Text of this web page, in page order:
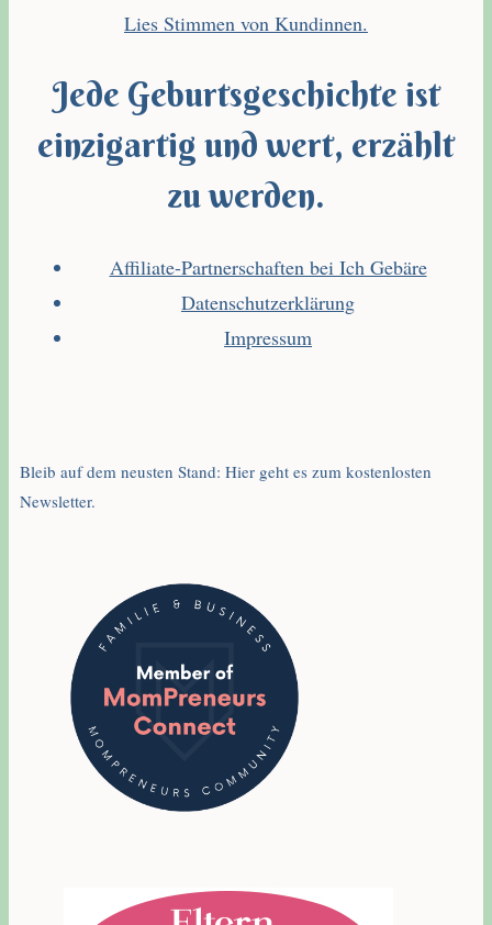
Lies Stimmen von Kundinnen.
Jede Geburtsgeschichte ist
einzigartig und wert, erzählt
zu werden.
Affiliate-Partnerschaften bei Ich Gebäre
Datenschutzerklärung
Impressum
Bleib auf dem neusten Stand: Hier geht es zum kostenlosten
Newsletter.